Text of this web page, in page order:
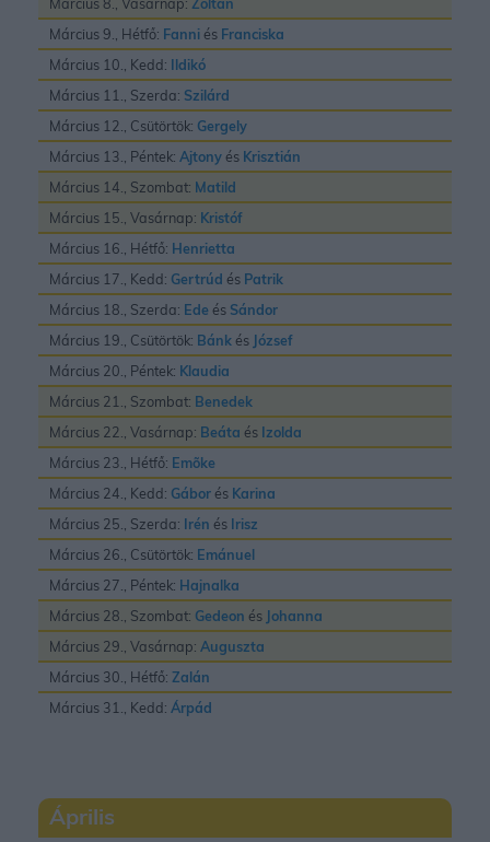
Március 9., Hétfő: Fanni és Franciska
Március 10., Kedd: Ildikó
Március 11., Szerda: Szilárd
Március 12., Csütörtök: Gergely
Március 13., Péntek: Ajtony és Krisztián
Március 14., Szombat: Matild
Március 15., Vasárnap: Kristóf
Március 16., Hétfő: Henrietta
Március 17., Kedd: Gertrúd és Patrik
Március 18., Szerda: Ede és Sándor
Március 19., Csütörtök: Bánk és József
Március 20., Péntek: Klaudia
Március 21., Szombat: Benedek
Március 22., Vasárnap: Beáta és Izolda
Március 23., Hétfő: Emõke
Március 24., Kedd: Gábor és Karina
Március 25., Szerda: Irén és Irisz
Március 26., Csütörtök: Emánuel
Március 27., Péntek: Hajnalka
Március 28., Szombat: Gedeon és Johanna
Március 29., Vasárnap: Auguszta
Március 30., Hétfő: Zalán
Március 31., Kedd: Árpád
Április